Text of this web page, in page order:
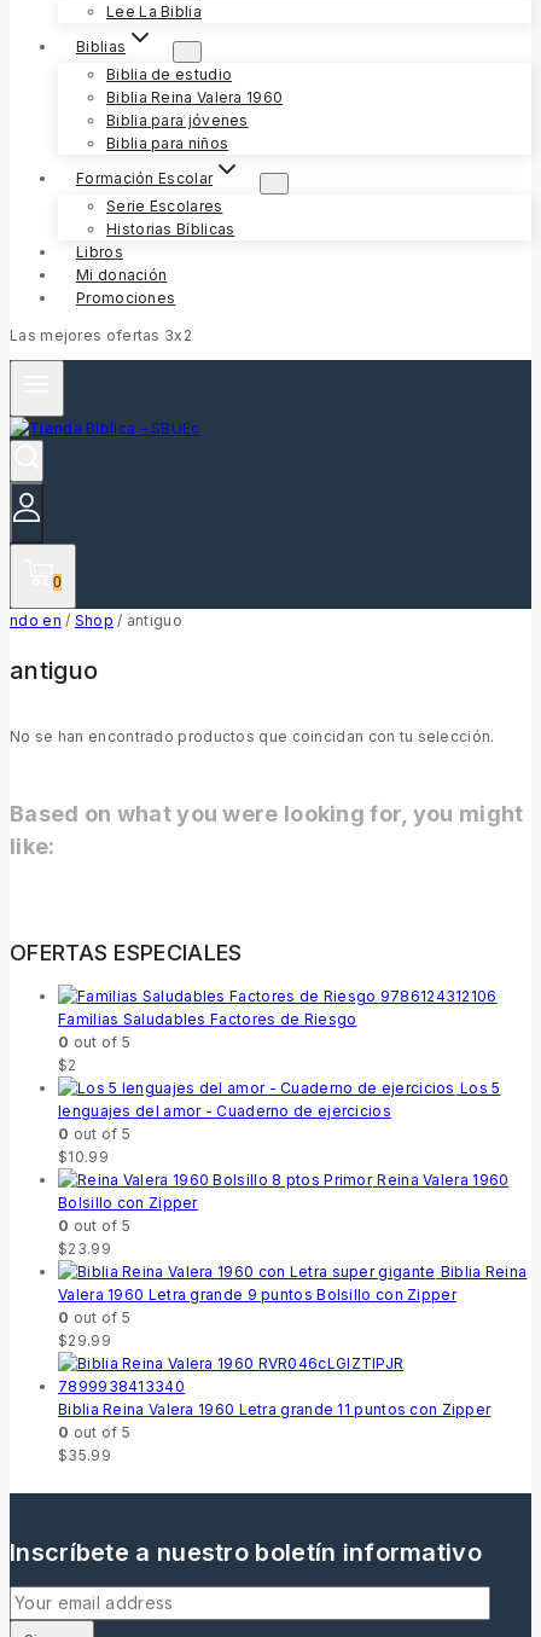
Lee La Biblia
Biblias
Biblia de estudio
Biblia Reina Valera 1960
Biblia para jóvenes
Biblia para niños
Formación Escolar
Serie Escolares
Historias Bíblicas
Libros
Mi donación
Promociones
Las mejores ofertas 3x2
0
ndo en / Shop / antiguo
antiguo
No se han encontrado productos que coincidan con tu selección.
Based on what you were looking for, you might
like:
OFERTAS ESPECIALES
Familias Saludables Factores de Riesgo
0 out of 5
$2
Los 5
lenguajes del amor - Cuaderno de ejercicios
0 out of 5
$10.99
Reina Valera 1960
Bolsillo con Zipper
0 out of 5
$23.99
Biblia Reina
Valera 1960 Letra grande 9 puntos Bolsillo con Zipper
0 out of 5
$29.99
Biblia Reina Valera 1960 Letra grande 11 puntos con Zipper
0 out of 5
$35.99
Inscríbete a nuestro boletín informativo